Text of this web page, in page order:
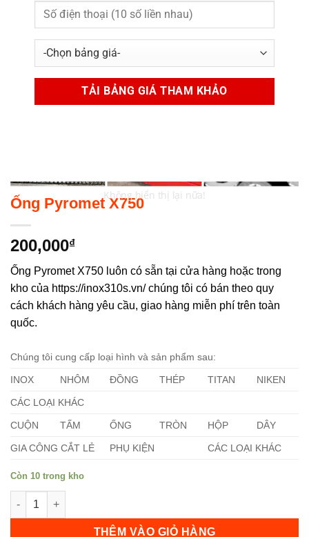
Ống Pyromet X750
200,000₫
Ống Pyromet X750 luôn có sẵn tại cửa hàng hoặc trong
kho của https://inox310s.vn/ chúng tôi có bán theo quy
cách khách hàng yêu cầu, giao hàng miễn phí trên toàn
quốc.
Chúng tôi cung cấp loại hình và sản phẩm sau:
INOX NHÔM ĐỒNG THÉP TITAN NIKEN
CÁC LOẠI KHÁC
CUỘN TẤM ỐNG TRÒN HỘP DÂY
GIA CÔNG CẮT LẺ PHỤ KIỆN CÁC LOẠI KHÁC
Còn 10 trong kho
Ống Pyromet X750 số lượng
THÊM VÀO GIỎ HÀNG
Không hiển thị lại nữa!